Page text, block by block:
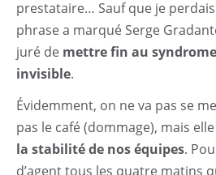
prestataire… Sauf que je
phrase a marqué Serge
juré de mettre fin au
invisible.
Évidemment, on ne va pas se
pas le café (dommage), mais
la stabilité de nos équipes.
d’agent tous les quatre matins